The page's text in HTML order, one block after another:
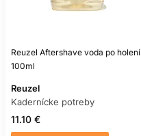
Reuzel Aftershave voda po holení
100ml
Reuzel
Kadernícke potreby
11.10 €